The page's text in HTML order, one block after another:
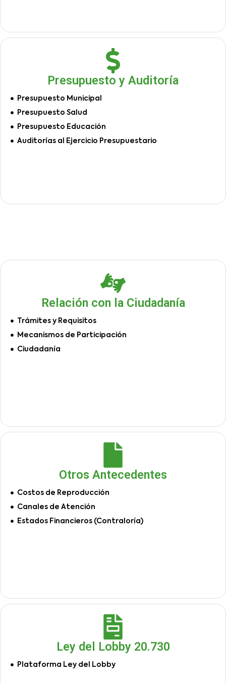
Presupuesto y Auditoría
Presupuesto Municipal
Presupuesto Salud
Presupuesto Educación
Auditorías al Ejercicio Presupuestario
Relación con la Ciudadanía
Trámites y Requisitos
Mecanismos de Participación
Ciudadanía
Otros Antecedentes
Costos de Reproducción
Canales de Atención
Estados Financieros (Contraloría)
Ley del Lobby 20.730
Plataforma Ley del Lobby